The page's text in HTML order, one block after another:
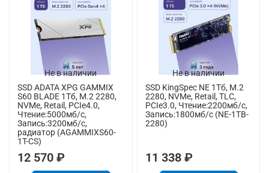
Не в наличии
SSD ADATA XPG GAMMIX
S60 BLADE 1Тб, M.2 2280,
NVMe, Retail, PCIe4.0,
Чтение:5000мб/с,
Запись:3200мб/с,
радиатор (AGAMMIXS60-
1T-CS)
12 570 ₽
Не в наличии
SSD KingSpec NE 1Тб, M.2
2280, NVMe, Retail, TLC,
PCIe3.0, Чтение:2200мб/с,
Запись:1800мб/с (NE-1TB-
2280)
11 338 ₽